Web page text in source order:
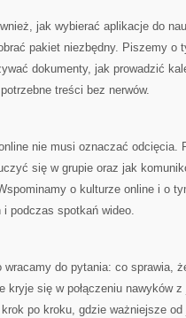
jak wybierać aplikacje do
pakiet niezbędny. Piszemy o
dokumenty, jak prowadzić
treści bez nerwów.
nie musi oznaczać odcięcia.
się w grupie oraz jak
o kulturze online i o
podczas spotkań wideo.
wracamy do pytania: co sprawia,
kryje się w połączeniu nawyków
po kroku, gdzie ważniejsze od